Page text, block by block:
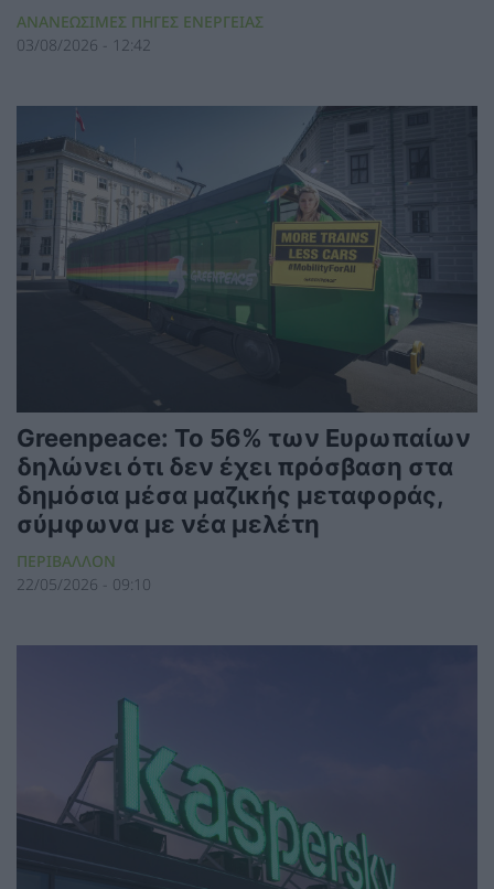
ΑΝΑΝΕΩΣΙΜΕΣ ΠΗΓΕΣ ΕΝΕΡΓΕΙΑΣ
03/08/2026 - 12:42
Greenpeace: Το 56% των Ευρωπαίων
δηλώνει ότι δεν έχει πρόσβαση στα
δημόσια μέσα μαζικής μεταφοράς,
σύμφωνα με νέα μελέτη
ΠΕΡΙΒΑΛΛΟΝ
22/05/2026 - 09:10